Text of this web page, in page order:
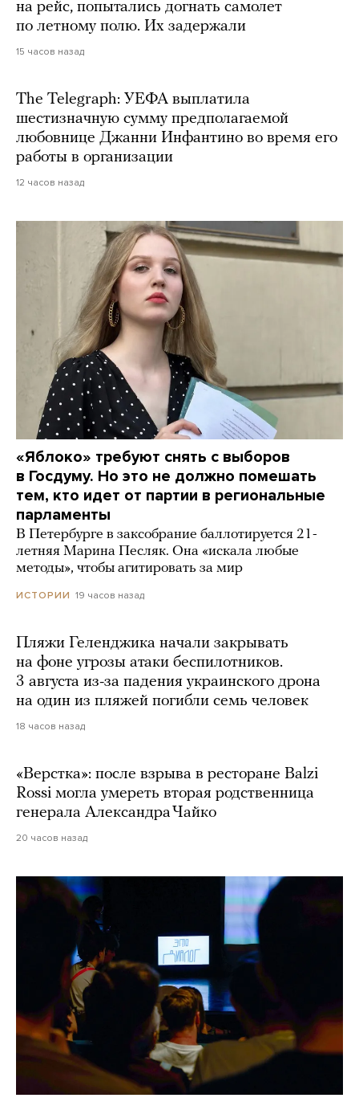
на рейс, попытались догнать самолет
по летному полю. Их задержали
15 часов назад
The Telegraph: УЕФА выплатила
шестизначную сумму предполагаемой
любовнице Джанни Инфантино во время его
работы в организации
12 часов назад
«Яблоко» требуют снять с выборов
в Госдуму. Но это не должно помешать
тем, кто идет от партии в региональные
парламенты
В Петербурге в заксобрание баллотируется 21-
летняя Марина Песляк. Она «искала любые
методы», чтобы агитировать за мир
ИСТОРИИ 19 часов назад
Пляжи Геленджика начали закрывать
на фоне угрозы атаки беспилотников.
3 августа из-за падения украинского дрона
на один из пляжей погибли семь человек
18 часов назад
«Верстка»: после взрыва в ресторане Balzi
Rossi могла умереть вторая родственница
генерала Александра Чайко
20 часов назад